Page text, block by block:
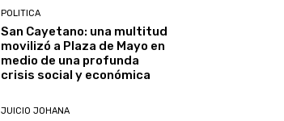
POLITICA
San Cayetano: una multitud
movilizó a Plaza de Mayo en
medio de una profunda
crisis social y económica
JUICIO JOHANA